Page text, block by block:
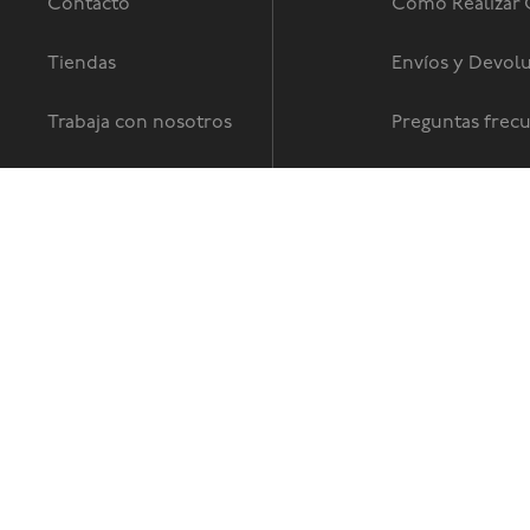
Contacto
Tiendas
Trabaja con nosotros
Como Realizar
Envíos y
Preguntas